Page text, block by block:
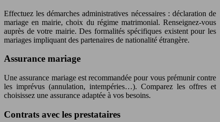
Effectuez les démarches administratives nécessaires : déclaration de
mariage en mairie, choix du régime matrimonial. Renseignez-vous
auprès de votre mairie. Des formalités spécifiques existent pour les
mariages impliquant des partenaires de nationalité étrangère.
Assurance mariage
Une assurance mariage est recommandée pour vous prémunir contre
les imprévus (annulation, intempéries…). Comparez les offres et
choisissez une assurance adaptée à vos besoins.
Contrats avec les prestataires